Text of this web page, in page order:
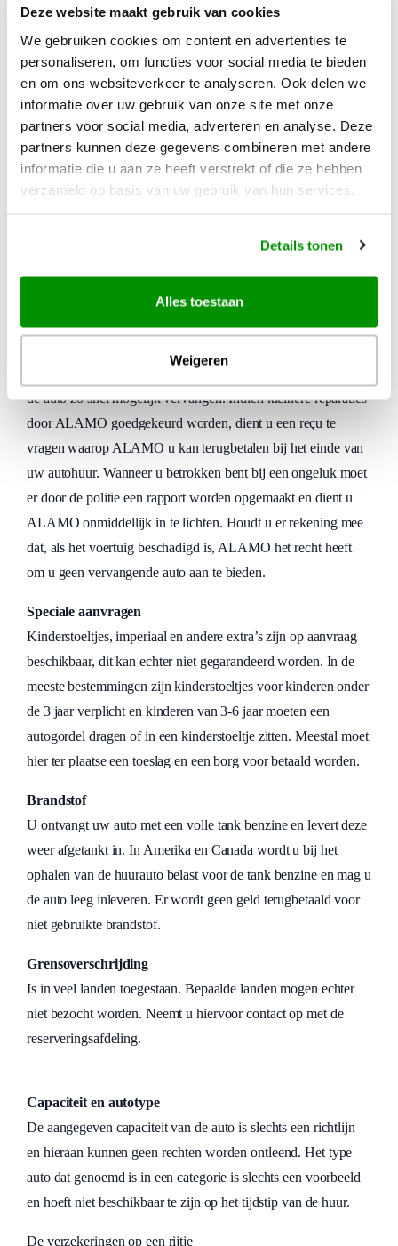
Deze website maakt gebruik van cookies
We gebruiken cookies om content en advertenties te
personaliseren, om functies voor social media te bieden
en om ons websiteverkeer te analyseren. Ook delen we
informatie over uw gebruik van onze site met onze
partners voor social media, adverteren en analyse. Deze
partners kunnen deze gegevens combineren met andere
informatie die u aan ze heeft verstrekt of die ze hebben
verzameld op basis van uw gebruik van hun services.
Details tonen
Alles toestaan
Weigeren
Autohuur die begint op de ene locatie en eindigt op een
andere moet vooraf worden aangevraagd, hiervoor kan een
enkele reis toeslag gelden. One way’s zijn wereldwijd
toegestaan. De extra kosten zijn bij ALAMO op te vragen.
Voor enkele reis autohuur binnen Florida en Californië geldt
geen toeslag. Enkele reis autohuur in USA en Canada is niet
mogelijk voor voertuigen uit de Economy klasse.
en hoeft niet beschikbaar te zijn op het tijdstip van de huur.
In geval van ernstige technische mankementen zal ALAMO
de auto zo snel mogelijk vervangen. Indien kleinere reparaties
door ALAMO goedgekeurd worden, dient u een reçu te
vragen waarop ALAMO u kan terugbetalen bij het einde van
uw autohuur. Wanneer u betrokken bent bij een ongeluk moet
er door de politie een rapport worden opgemaakt en dient u
ALAMO onmiddellijk in te lichten. Houdt u er rekening mee
dat, als het voertuig beschadigd is, ALAMO het recht heeft
om u geen vervangende auto aan te bieden.
Speciale aanvragen
Kinderstoeltjes, imperiaal en andere extra’s zijn op aanvraag
beschikbaar, dit kan echter niet gegarandeerd worden. In de
meeste bestemmingen zijn kinderstoeltjes voor kinderen onder
de 3 jaar verplicht en kinderen van 3-6 jaar moeten een
autogordel dragen of in een kinderstoeltje zitten. Meestal moet
hier ter plaatse een toeslag en een borg voor betaald worden.
Brandstof
U ontvangt uw auto met een volle tank benzine en levert deze
weer afgetankt in. In Amerika en Canada wordt u bij het
ophalen van de huurauto belast voor de tank benzine en mag u
de auto leeg inleveren. Er wordt geen geld terugbetaald voor
niet gebruikte brandstof.
Grensoverschrijding
Is in veel landen toegestaan. Bepaalde landen mogen echter
niet bezocht worden. Neemt u hiervoor contact op met de
reserveringsafdeling.
Capaciteit en autotype
De aangegeven capaciteit van de auto is slechts een richtlijn
en hieraan kunnen geen rechten worden ontleend. Het type
auto dat genoemd is in een categorie is slechts een voorbeeld
en hoeft niet beschikbaar te zijn op het tijdstip van de huur.
De verzekeringen op een rijtje